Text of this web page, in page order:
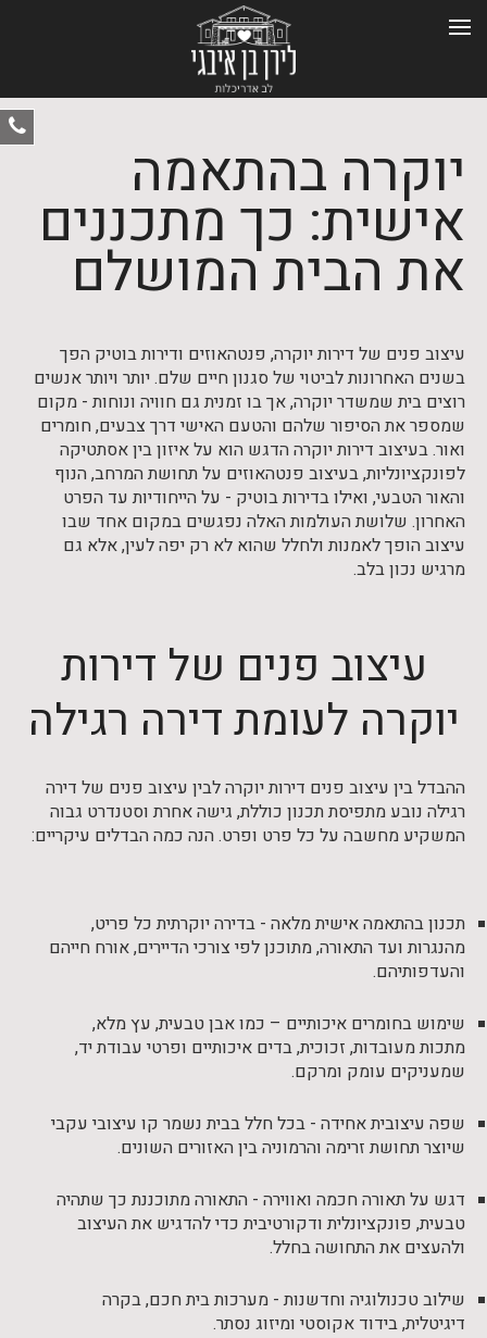
יוקרה בהתאמה
אישית: כך מתכננים
את הבית המושלם
עיצוב פנים של דירות יוקרה, פנטהאוזים ודירות בוטיק הפך
בשנים האחרונות לביטוי של סגנון חיים שלם. יותר ויותר אנשים
רוצים בית שמשדר יוקרה, אך בו זמנית גם חוויה ונוחות - מקום
שמספר את הסיפור שלהם והטעם האישי דרך צבעים, חומרים
ואור. בעיצוב דירות יוקרה הדגש הוא על איזון בין אסתטיקה
לפונקציונליות, בעיצוב פנטהאוזים על תחושת המרחב, הנוף
והאור הטבעי, ואילו בדירות בוטיק - על הייחודיות עד הפרט
האחרון. שלושת העולמות האלה נפגשים במקום אחד שבו
עיצוב הופך לאמנות ולחלל שהוא לא רק יפה לעין, אלא גם
מרגיש נכון בלב.
עיצוב פנים של דירות
יוקרה לעומת דירה רגילה
ההבדל בין עיצוב פנים דירות יוקרה לבין עיצוב פנים של דירה
רגילה נובע מתפיסת תכנון כוללת, גישה אחרת וסטנדרט גבוה
המשקיע מחשבה על כל פרט ופרט. הנה כמה הבדלים עיקריים:
תכנון בהתאמה אישית מלאה - בדירה יוקרתית כל פריט,
מהנגרות ועד התאורה, מתוכנן לפי צורכי הדיירים, אורח חייהם
והעדפותיהם.
שימוש בחומרים איכותיים – כמו אבן טבעית, עץ מלא,
מתכות מעובדות, זכוכית, בדים איכותיים ופרטי עבודת יד,
שמעניקים עומק ומרקם.
שפה עיצובית אחידה - בכל חלל בבית נשמר קו עיצובי עקבי
שיוצר תחושת זרימה והרמוניה בין האזורים השונים.
דגש על תאורה חכמה ואווירה - התאורה מתוכננת כך שתהיה
טבעית, פונקציונלית ודקורטיבית כדי להדגיש את העיצוב
ולהעצים את התחושה בחלל.
שילוב טכנולוגיה וחדשנות - מערכות בית חכם, בקרה
דיגיטלית, בידוד אקוסטי ומיזוג נסתר.